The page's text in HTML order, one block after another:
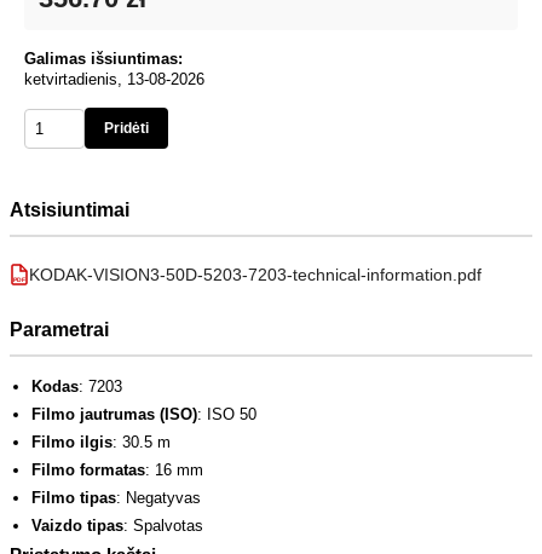
Galimas išsiuntimas:
ketvirtadienis, 13-08-2026
Pridėti
Atsisiuntimai
PDF KODAK-VISION3-50D-5203-7203-technical-information.pdf
Parametrai
Kodas: 7203
Filmo jautrumas (ISO): ISO 50
Filmo ilgis: 30.5 m
Filmo formatas: 16 mm
Filmo tipas: Negatyvas
Vaizdo tipas: Spalvotas